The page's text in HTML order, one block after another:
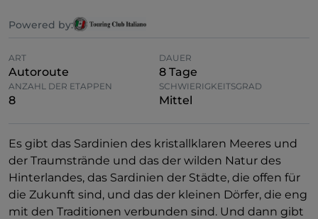
Powered by:
ART
Autoroute
DAUER
8 Tage
ANZAHL DER ETAPPEN
8
SCHWIERIGKEITSGRAD
Mittel
Es gibt das Sardinien des kristallklaren Meeres und
der Traumstrände und das der wilden Natur des
Hinterlandes, das Sardinien der Städte, die offen für
die Zukunft sind, und das der kleinen Dörfer, die eng
mit den Traditionen verbunden sind. Und dann gibt